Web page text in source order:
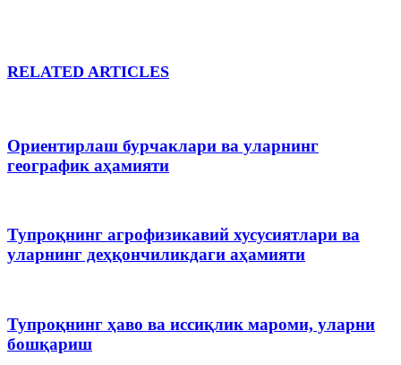
RELATED ARTICLES
Ориентирлаш бурчаклари ва уларнинг
географик аҳамияти
Тупроқнинг агрофизикавий хусусиятлари ва
уларнинг деҳқончиликдаги аҳамияти
Тупроқнинг ҳаво ва иссиқлик мароми, уларни
бошқариш